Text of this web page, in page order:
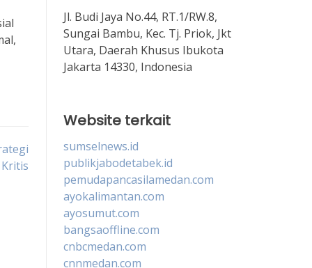
Jl. Budi Jaya No.44, RT.1/RW.8,
Sungai Bambu, Kec. Tj. Priok, Jkt
Utara, Daerah Khusus Ibukota
Jakarta 14330, Indonesia
Website terkait
sumselnews.id
publikjabodetabek.id
pemudapancasilamedan.com
ayokalimantan.com
ayosumut.com
bangsaoffline.com
cnbcmedan.com
cnnmedan.com